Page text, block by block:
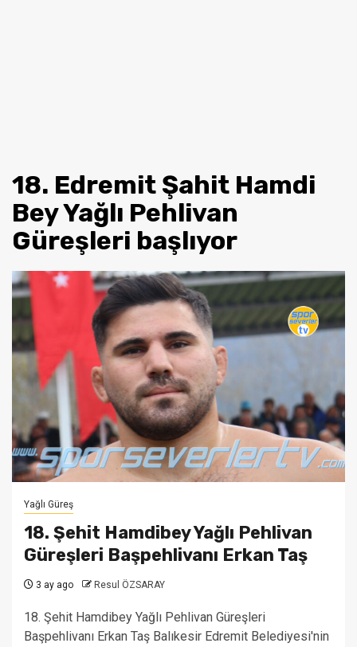
18. Edremit Şahit Hamdi
Bey Yağlı Pehlivan
Güreşleri başlıyor
Yağlı Güreş
18. Şehit Hamdibey Yağlı Pehlivan
Güreşleri Başpehlivanı Erkan Taş
3 ay ago Resul ÖZSARAY
18. Şehit Hamdibey Yağlı Pehlivan Güreşleri
Başpehlivanı Erkan Taş Balıkesir Edremit Belediyesi'nin